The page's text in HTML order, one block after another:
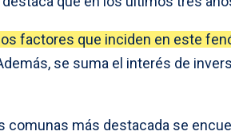
factores que inciden en este
se suma el interés de
comunas más destacada se